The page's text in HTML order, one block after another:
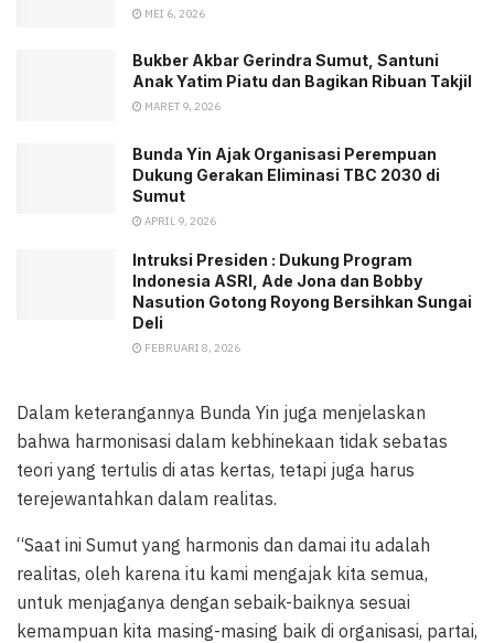
MEI 6, 2026
Bukber Akbar Gerindra Sumut, Santuni
Anak Yatim Piatu dan Bagikan Ribuan Takjil
MARET 9, 2026
Bunda Yin Ajak Organisasi Perempuan
Dukung Gerakan Eliminasi TBC 2030 di
Sumut
APRIL 9, 2026
Intruksi Presiden : Dukung Program
Indonesia ASRI, Ade Jona dan Bobby
Nasution Gotong Royong Bersihkan Sungai
Deli
FEBRUARI 8, 2026
Dalam keterangannya Bunda Yin juga menjelaskan
bahwa harmonisasi dalam kebhinekaan tidak sebatas
teori yang tertulis di atas kertas, tetapi juga harus
terejewantahkan dalam realitas.
“Saat ini Sumut yang harmonis dan damai itu adalah
realitas, oleh karena itu kami mengajak kita semua,
untuk menjaganya dengan sebaik-baiknya sesuai
kemampuan kita masing-masing baik di organisasi, partai,